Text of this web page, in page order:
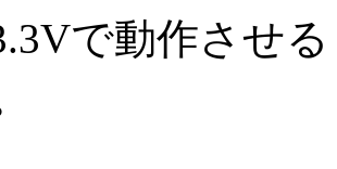
で動作させ
。